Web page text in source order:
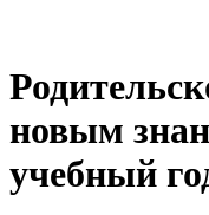
новым
учебный